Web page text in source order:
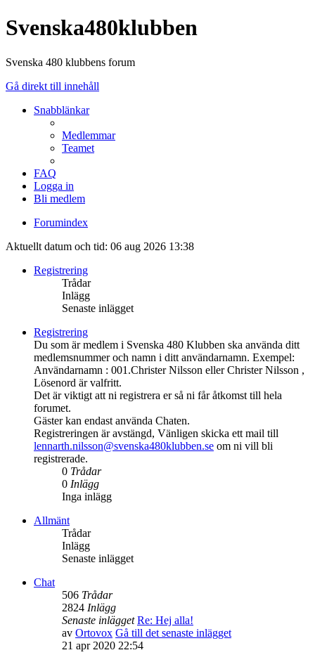
Svenska480klubben
Svenska 480 klubbens forum
Gå direkt till innehåll
Snabblänkar
Medlemmar
Teamet
FAQ
Logga in
Bli medlem
Forumindex
Aktuellt datum och tid: 06 aug 2026 13:38
Registrering
Trådar
Inlägg
Senaste inlägget
Registrering
Du som är medlem i Svenska 480 Klubben ska använda ditt
medlemsnummer och namn i ditt användarnamn. Exempel:
Användarnamn : 001.Christer Nilsson eller Christer Nilsson ,
Lösenord är valfritt.
Det är viktigt att ni registrera er så ni får åtkomst till hela
forumet.
Gäster kan endast använda Chaten.
Registreringen är avstängd, Vänligen skicka ett mail till
lennarth.nilsson@svenska480klubben.se om ni vill bli
registrerade.
0 Trådar
0 Inlägg
Inga inlägg
Allmänt
Trådar
Inlägg
Senaste inlägget
Chat
506 Trådar
2824 Inlägg
Senaste inlägget Re: Hej alla!
av Ortovox Gå till det senaste inlägget
21 apr 2020 22:54